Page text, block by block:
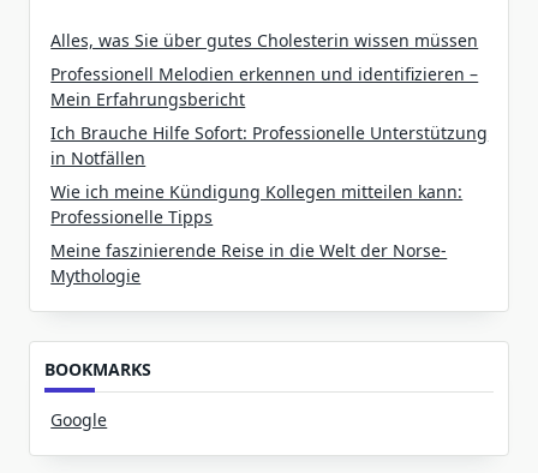
Alles, was Sie über gutes Cholesterin wissen müssen
Professionell Melodien erkennen und identifizieren –
Mein Erfahrungsbericht
Ich Brauche Hilfe Sofort: Professionelle Unterstützung
in Notfällen
Wie ich meine Kündigung Kollegen mitteilen kann:
Professionelle Tipps
Meine faszinierende Reise in die Welt der Norse-
Mythologie
BOOKMARKS
Google